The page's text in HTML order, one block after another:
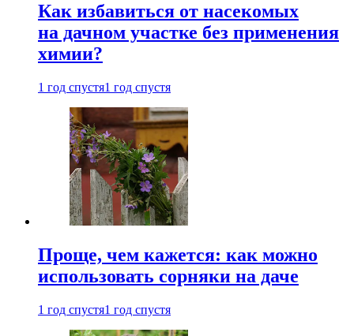
Как избавиться от насекомых
на дачном участке без применения
химии?
1 год спустя1 год спустя
Проще, чем кажется: как можно
использовать сорняки на даче
1 год спустя1 год спустя